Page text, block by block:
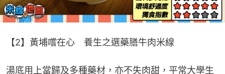
【2】黃埔嚐在心　養生之選藥膳牛肉米線
湯底用上當歸及多種藥材，亦不失肉甜，平常大學生